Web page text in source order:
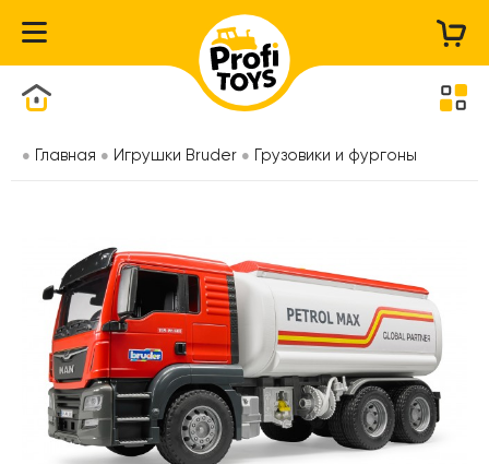
Главная Игрушки Bruder Грузовики и фургоны
Каталог товаров